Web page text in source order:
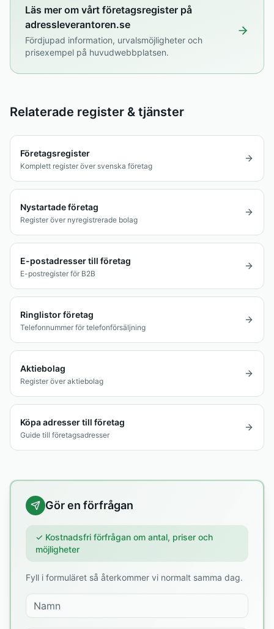
Läs mer om vårt företagsregister på
adressleverantoren.se
Fördjupad information, urvalsmöjligheter och
prisexempel på huvudwebbplatsen.
Relaterade register & tjänster
Företagsregister
Komplett register över svenska företag
Nystartade företag
Register över nyregistrerade bolag
E-postadresser till företag
E-postregister för B2B
Ringlistor företag
Telefonnummer för telefonförsäljning
Aktiebolag
Register över aktiebolag
Köpa adresser till företag
Guide till företagsadresser
Gör en förfrågan
✓ Kostnadsfri förfrågan om antal, priser och
möjligheter
Fyll i formuläret så återkommer vi normalt samma dag.